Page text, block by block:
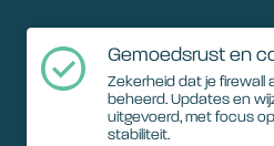
Gemoedsrust en
Zekerheid dat je firewall
beheerd. Updates en
uitgevoerd, met focus
stabiliteit.